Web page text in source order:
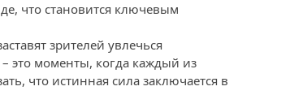
что становится ключевым
зрителей увлечься
это моменты, когда каждый из
что истинная сила заключается в